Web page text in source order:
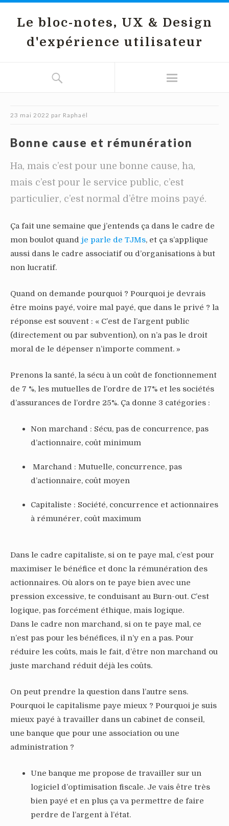
Le bloc-notes, UX & Design
d'expérience utilisateur
23 mai 2022 par Raphaël
Bonne cause et rémunération
Ha, mais c’est pour une bonne cause, ha,
mais c’est pour le service public, c’est
particulier, c’est normal d’être moins payé.
Ça fait une semaine que j’entends ça dans le cadre de
mon boulot quand je parle de TJMs, et ça s’applique
aussi dans le cadre associatif ou d’organisations à but
non lucratif.
Quand on demande pourquoi ? Pourquoi je devrais
être moins payé, voire mal payé, que dans le privé ? la
réponse est souvent : « C’est de l’argent public
(directement ou par subvention), on n’a pas le droit
moral de le dépenser n’importe comment. »
Prenons la santé, la sécu à un coût de fonctionnement
de 7 %, les mutuelles de l’ordre de 17% et les sociétés
d’assurances de l’ordre 25%. Ça donne 3 catégories :
Non marchand : Sécu, pas de concurrence, pas
d’actionnaire, coût minimum
Marchand : Mutuelle, concurrence, pas
d’actionnaire, coût moyen
Capitaliste : Société, concurrence et actionnaires
à rémunérer, coût maximum
Dans le cadre capitaliste, si on te paye mal, c’est pour
maximiser le bénéfice et donc la rémunération des
actionnaires. Où alors on te paye bien avec une
pression excessive, te conduisant au Burn-out. C’est
logique, pas forcément éthique, mais logique.
Dans le cadre non marchand, si on te paye mal, ce
n’est pas pour les bénéfices, il n’y en a pas. Pour
réduire les coûts, mais le fait, d’être non marchand ou
juste marchand réduit déjà les coûts.
On peut prendre la question dans l’autre sens.
Pourquoi le capitalisme paye mieux ? Pourquoi je suis
mieux payé à travailler dans un cabinet de conseil,
une banque que pour une association ou une
administration ?
Une banque me propose de travailler sur un
logiciel d’optimisation fiscale. Je vais être très
bien payé et en plus ça va permettre de faire
perdre de l’argent à l’état.